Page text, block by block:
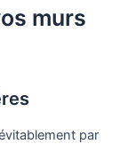
murs
par